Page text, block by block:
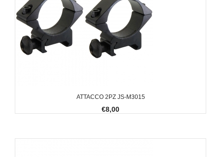
ATTACCO 2PZ JS-M3015
€8,00